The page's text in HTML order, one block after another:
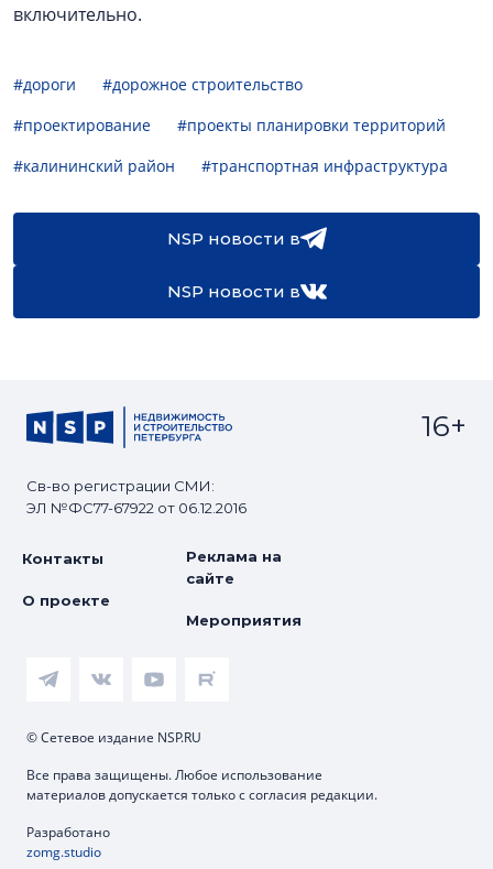
включительно.
#дороги
#дорожное строительство
#проектирование
#проекты планировки территорий
#калининский район
#транспортная инфраструктура
NSP новости в
NSP новости в
Св-во регистрации СМИ:
ЭЛ №ФС77-67922 от 06.12.2016
16+
Контакты
О проекте
Реклама на
сайте
Мероприятия
© Сетевое издание NSP.RU
Все права защищены. Любое использование
материалов допускается только с согласия редакции.
Разработано
zomg.studio